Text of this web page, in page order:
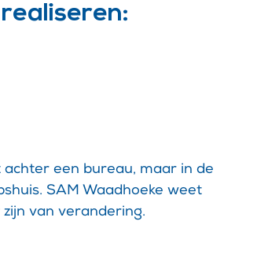
een bureau, maar in de
SAM Waadhoeke weet
van verandering.